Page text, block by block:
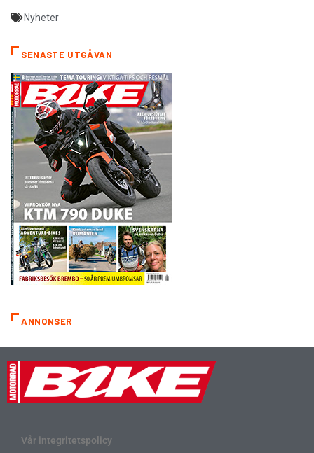
Nyheter
SENASTE UTGÅVAN
ANNONSER
Vår integritetspolicy